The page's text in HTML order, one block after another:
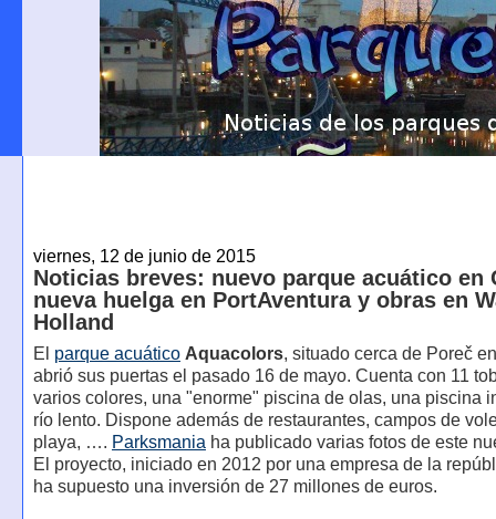
viernes, 12 de junio de 2015
Noticias breves: nuevo parque acuático en
nueva huelga en PortAventura y obras en
Holland
El parque acuático Aquacolors, situado cerca de Poreč
abrió sus puertas el pasado 16 de mayo. Cuenta con 11
varios colores, una "enorme" piscina de olas, una piscina
río lento. Dispone además de restaurantes, campos de
playa, …. Parksmania ha publicado varias fotos de este
El proyecto, iniciado en 2012 por una empresa de la
ha supuesto una inversión de 27 millones de euros.